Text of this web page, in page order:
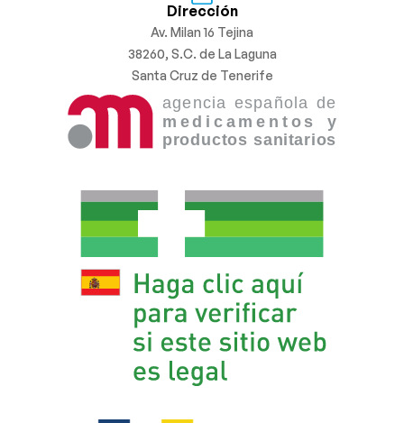
Dirección
Av. Milan 16 Tejina
38260, S.C. de La Laguna
Santa Cruz de Tenerife